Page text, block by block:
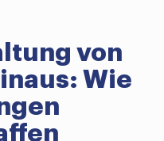
von
Wie